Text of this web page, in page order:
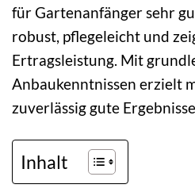
für Gartenanfänger sehr
robust, pflegeleicht und
Ertragsleistung. Mit
Anbaukenntnissen erzielt
zuverlässig gute
Inhalt